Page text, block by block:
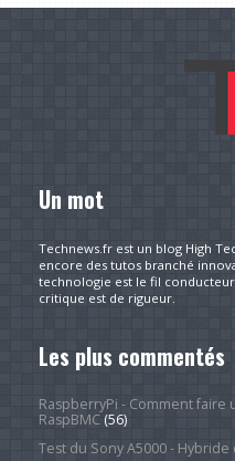
Un mot
Technews.fr est un blog High
encore des tutos branché
technologie est le fil
critique est de rigueur.
Les plus commentés
RaspberryPi - Comment
RaspBMC(56)
Test du Sony A5000 -